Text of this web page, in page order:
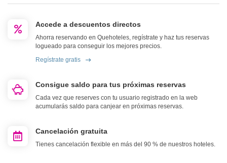
Accede a descuentos directos
Ahorra reservando en Quehoteles, regístrate y haz tus reservas
logueado para conseguir los mejores precios.
Regístrate gratis
Consigue saldo para tus próximas reservas
Cada vez que reserves con tu usuario registrado en la web
acumularás saldo para canjear en próximas reservas.
Cancelación gratuita
Tienes cancelación flexible en más del 90 % de nuestros hoteles.